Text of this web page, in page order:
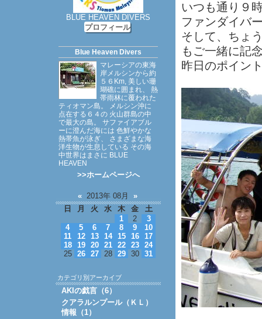
いつも通り９
ファンダイバ
そして、ちょ
もご一緒に記
昨日のポイン
BLUE HEAVEN DIVERS
プロフィール
Blue Heaven Divers
マレーシアの東海
岸メルシンから約
５６Km, 美しい珊
瑚礁に囲まれ、 熱
帯雨林に覆われた
ティオマン島。 メルシン沖に
点在する６４の 火山群島の中
で最大の島。 サファイアブル
ーに澄んだ海には 色鮮やかな
熱帯魚が泳ぎ、 さまざまな海
洋生物が生息している その海
中世界はまさに BLUE
HEAVEN
>>ホームページへ
« 2013年 08月 »
日
月 火 水 木 金
土
1
2
3
4
5 6 7 8 9
10
11
12 13 14 15 16
17
18
19 20 21 22 23
24
25
26 27 28 29 30 31
カテゴリ別アーカイブ
AKIの戯言（6）
クアラルンプール（ＫＬ）
情報（1）